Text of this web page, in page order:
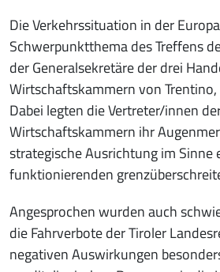
Die Verkehrssituation in der
Schwerpunktthema des Treffens
der Generalsekretäre der drei
Wirtschaftskammern von
Dabei legten die Vertreter/innen
Wirtschaftskammern ihr
strategische Ausrichtung im Sinne
funktionierenden
Angesprochen wurden auch
die Fahrverbote der Tiroler
negativen Auswirkungen